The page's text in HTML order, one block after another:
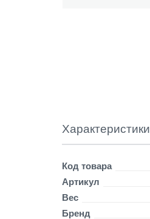
Характеристики
Детали
Код товара
Артикул
Вес
Бренд